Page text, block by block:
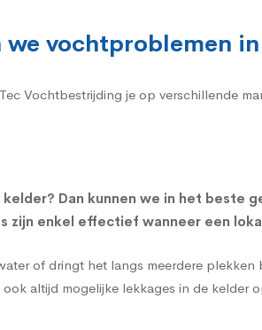
we vochtproblemen
Vochtbestrijding je op verschillende
kelder? Dan kunnen we in het beste
zijn enkel effectief wanneer een
of dringt het langs meerdere
ook altijd mogelijke lekkages in de kelder